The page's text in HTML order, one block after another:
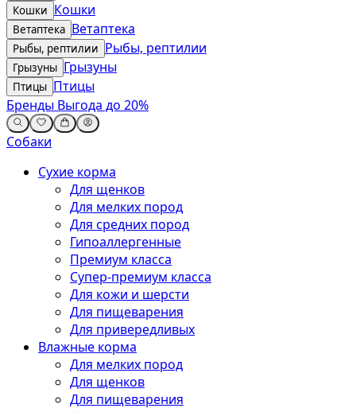
Кошки Кошки
Ветаптека Ветаптека
Рыбы, рептилии Рыбы, рептилии
Грызуны Грызуны
Птицы Птицы
Бренды Выгода до 20%
Собаки
Сухие корма
Для щенков
Для мелких пород
Для средних пород
Гипоаллергенные
Премиум класса
Супер-премиум класса
Для кожи и шерсти
Для пищеварения
Для привередливых
Влажные корма
Для мелких пород
Для щенков
Для пищеварения